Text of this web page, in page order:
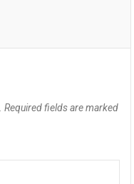
Required fields are marked